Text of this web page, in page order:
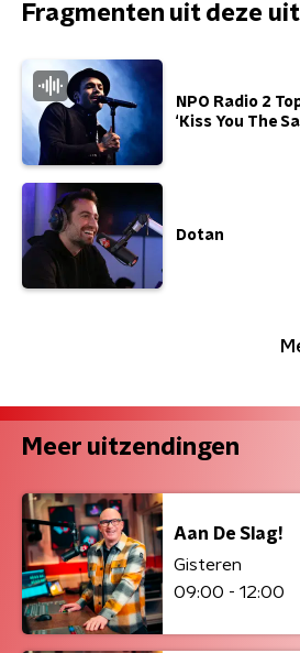
Fragmenten uit deze
NPO Radio 2
‘Kiss You The
Dotan
Meer uitzendingen
Aan De Slag!
Gisteren
09:00 - 12:00